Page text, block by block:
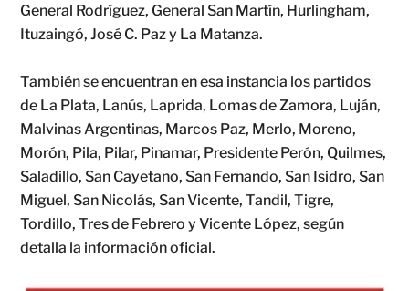
General Rodríguez, General San Martín, Hurlingham,
Ituzaingó, José C. Paz y La Matanza.
También se encuentran en esa instancia los partidos
de La Plata, Lanús, Laprida, Lomas de Zamora, Luján,
Malvinas Argentinas, Marcos Paz, Merlo, Moreno,
Morón, Pila, Pilar, Pinamar, Presidente Perón, Quilmes,
Saladillo, San Cayetano, San Fernando, San Isidro, San
Miguel, San Nicolás, San Vicente, Tandil, Tigre,
Tordillo, Tres de Febrero y Vicente López, según
detalla la información oficial.